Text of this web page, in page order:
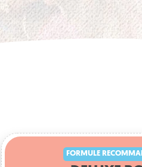
FORMULE RECOMMANDÉE
DELUXE BOX